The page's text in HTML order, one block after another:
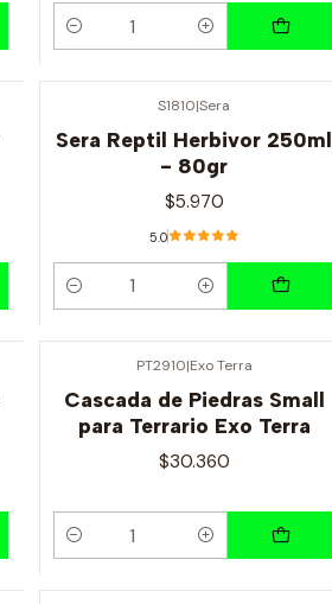
Cantidad
S1810|Sera
Sera Reptil Herbivor 250ml
- 80gr
$5.970
5.0
Cantidad
PT2910|Exo Terra
Cascada de Piedras Small
para Terrario Exo Terra
$30.360
Cantidad